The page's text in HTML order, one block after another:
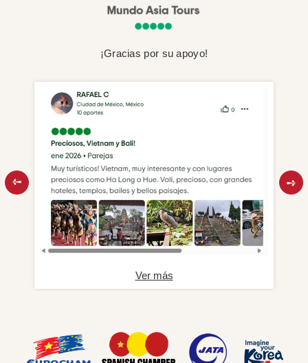
¡Gracias por su apoyo!
Ver más